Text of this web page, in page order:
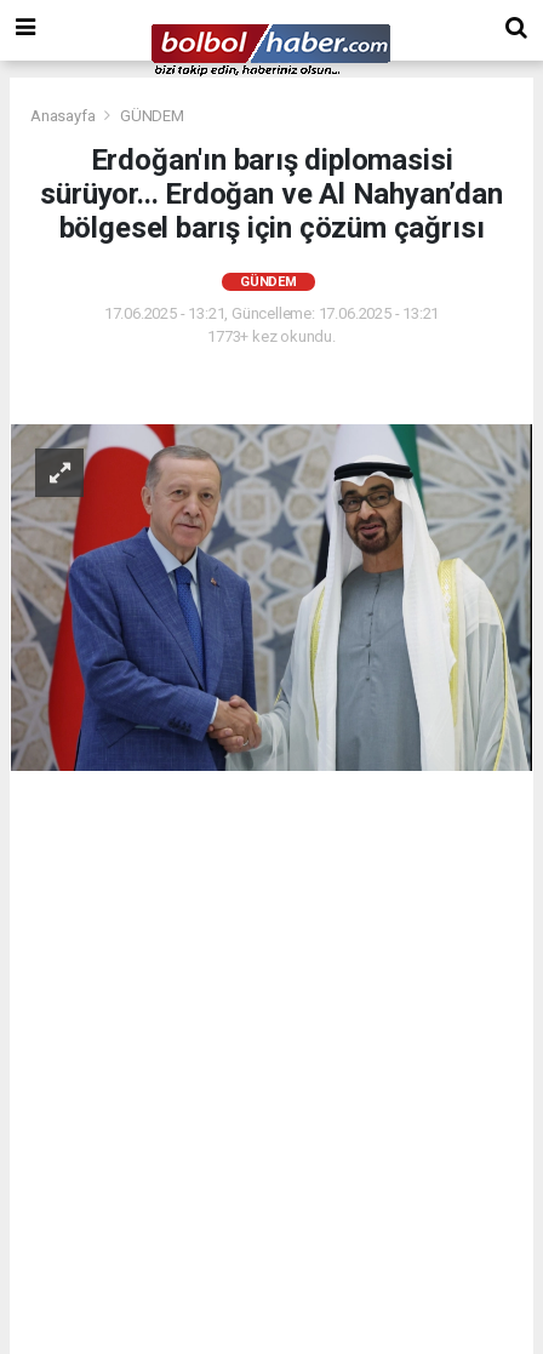
Anasayfa GÜNDEM
Erdoğan'ın barış diplomasisi
sürüyor... Erdoğan ve Al Nahyan’dan
bölgesel barış için çözüm çağrısı
GÜNDEM
17.06.2025 - 13:21, Güncelleme: 17.06.2025 - 13:21
1773+ kez okundu.